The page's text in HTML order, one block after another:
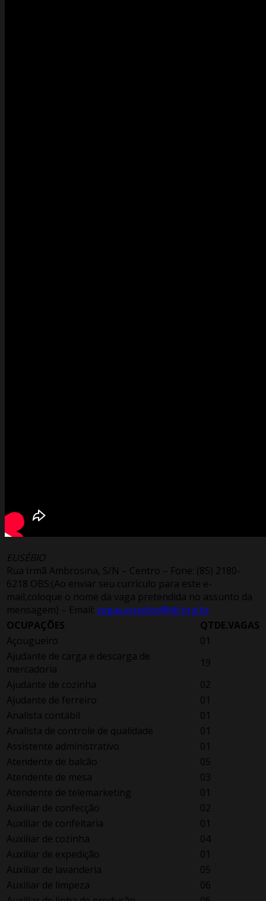
EUSÉBIO
Rua Irmã Ambrosina, S/N – Centro – Fone: (85) 2180-
6218 OBS:(Ao enviar seu currículo para este e-
mail,coloque o nome da vaga pretendida no assunto da
mensagem) – Email: vagas.eusebio@idt.org.br
OCUPAÇÕES
QTDE.VAGAS
Açougueiro
01
Ajudante de carga e descarga de
mercadoria
19
Ajudante de cozinha
02
Ajudante de ferreiro
01
Analista contábil
01
Analista de controle de qualidade
01
Assistente administrativo
01
Atendente de balcão
05
Atendente de mesa
03
Atendente de telemarketing
01
Auxiliar de confecção
02
Auxiliar de confeitaria
01
Auxiliar de cozinha
04
Auxiliar de expedição
01
Auxiliar de lavanderia
05
Auxiliar de limpeza
06